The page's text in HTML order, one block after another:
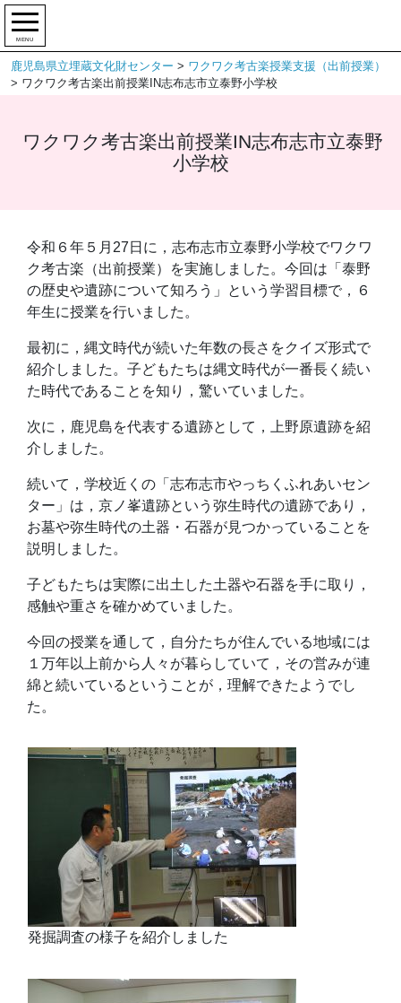
MENU
鹿児島県立埋蔵文化財センター > ワクワク考古楽授業支援（出前授業）
> ワクワク考古楽出前授業IN志布志市立泰野小学校
ワクワク考古楽出前授業IN志布志市立泰野
小学校
令和６年５月27日に，志布志市立泰野小学校でワクワ
ク考古楽（出前授業）を実施しました。今回は「泰野
の歴史や遺跡について知ろう」という学習目標で，６
年生に授業を行いました。
最初に，縄文時代が続いた年数の長さをクイズ形式で
紹介しました。子どもたちは縄文時代が一番長く続い
た時代であることを知り，驚いていました。
次に，鹿児島を代表する遺跡として，上野原遺跡を紹
介しました。
続いて，学校近くの「志布志市やっちくふれあいセン
ター」は，京ノ峯遺跡という弥生時代の遺跡であり，
お墓や弥生時代の土器・石器が見つかっていることを
説明しました。
子どもたちは実際に出土した土器や石器を手に取り，
感触や重さを確かめていました。
今回の授業を通して，自分たちが住んでいる地域には
１万年以上前から人々が暮らしていて，その営みが連
綿と続いているということが，理解できたようでし
た。
発掘調査の様子を紹介しました